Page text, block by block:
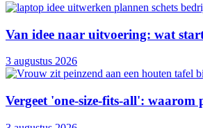
Van idee naar uitvoering: wat
3 augustus 2026
Vergeet 'one-size-fits-all':